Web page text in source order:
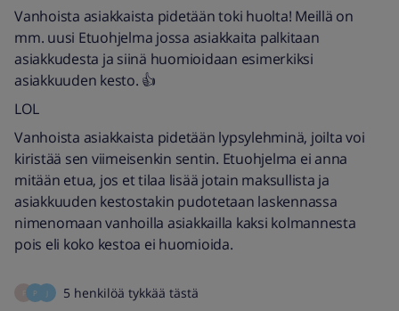
Vanhoista asiakkaista pidetään toki huolta! Meillä on
mm. uusi Etuohjelma jossa asiakkaita palkitaan
asiakkudesta ja siinä huomioidaan esimerkiksi
asiakkuuden kesto. 👍
LOL
Vanhoista asiakkaista pidetään lypsylehminä, joilta voi
kiristää sen viimeisenkin sentin. Etuohjelma ei anna
mitään etua, jos et tilaa lisää jotain maksullista ja
asiakkuuden kestostakin pudotetaan laskennassa
nimenomaan vanhoilla asiakkailla kaksi kolmannesta
pois eli koko kestoa ei huomioida.
P 5 henkilöä tykkää tästä